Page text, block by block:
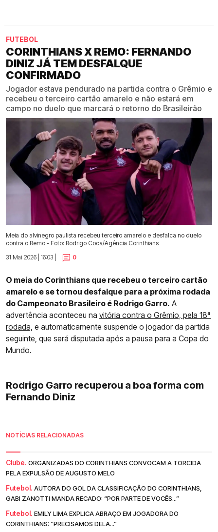
FUTEBOL
CORINTHIANS X REMO: FERNANDO
DINIZ JÁ TEM DESFALQUE
CONFIRMADO
Jogador estava pendurado na partida contra o Grêmio e
recebeu o terceiro cartão amarelo e não estará em
campo no duelo que marcará o retorno do Brasileirão
Meia do alvinegro paulista recebeu terceiro amarelo e desfalca no duelo
contra o Remo - Foto: Rodrigo Coca/Agência Corinthians
31 Mai 2026 | 16:03 |
0
O meia do Corinthians que recebeu o terceiro cartão
amarelo e se tornou desfalque para a próxima rodada
do Campeonato Brasileiro é Rodrigo Garro. A
advertência aconteceu na vitória contra o Grêmio, pela 18ª
rodada, e automaticamente suspende o jogador da partida
seguinte, que será disputada após a pausa para a Copa do
Mundo.
Rodrigo Garro recuperou a boa forma com
Fernando Diniz
NOTÍCIAS RELACIONADAS
Clube. ORGANIZADAS DO CORINTHIANS CONVOCAM A TORCIDA
PELA EXPULSÃO DE AUGUSTO MELO
Futebol. AUTORA DO GOL DA CLASSIFICAÇÃO DO CORINTHIANS,
GABI ZANOTTI MANDA RECADO: “POR PARTE DE VOCÊS...”
Futebol. EMILY LIMA EXPLICA ABRAÇO EM JOGADORA DO
CORINTHIANS: “PRECISAMOS DELA...”